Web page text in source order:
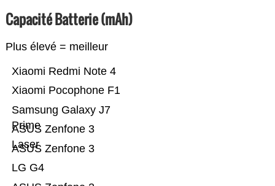
Capacité Batterie (mAh)
Plus élevé = meilleur
LG G4
ASUS Zenfone 3
ASUS Zenfone 3
Laser
Samsung Galaxy J7
Prime
Xiaomi Pocophone F1
Xiaomi Redmi Note 4